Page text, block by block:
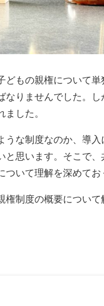
どもの親権について
なりませんでした。
ました。
うな制度なのか、導
と思います。そこで
ついて理解を深めて
権制度の概要につい